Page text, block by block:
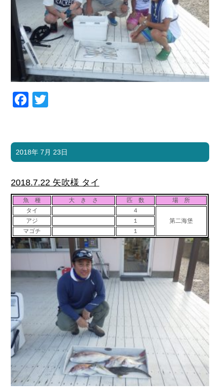
Facebook
2018年 7月 23日
2018.7.22 矢吹様 タイ
魚 種 大 き さ 匹 数
場 所
タイ
４
第二海堡
アジ
１
マゴチ
１